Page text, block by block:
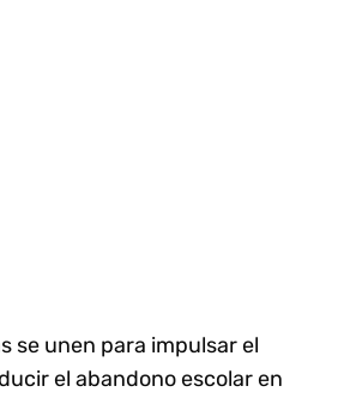
se unen para impulsar el
el abandono escolar en